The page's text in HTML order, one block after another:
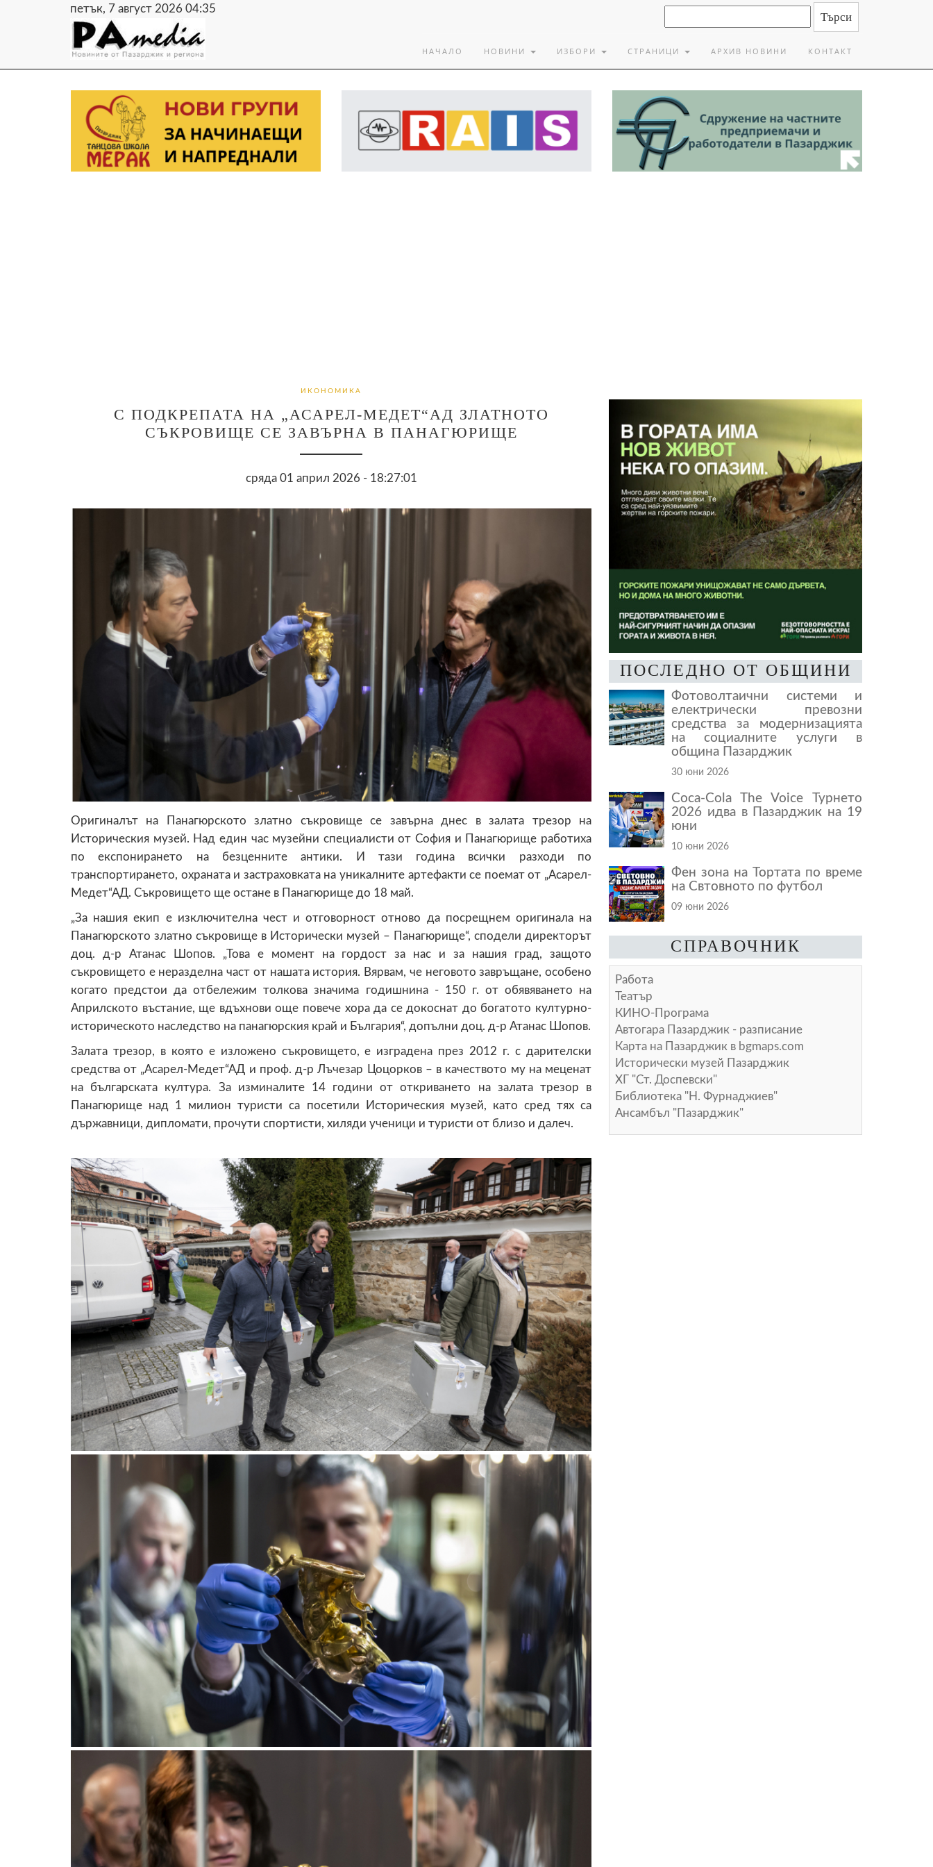
петък, 7 август 2026 04:35
НАЧАЛО НОВИНИ ИЗБОРИ СТРАНИЦИ АРХИВ НОВИНИ КОНТАКТ
ИКОНОМИКА
С ПОДКРЕПАТА НА „АСАРЕЛ-МЕДЕТ“АД ЗЛАТНОТО
СЪКРОВИЩЕ СЕ ЗАВЪРНА В ПАНАГЮРИЩЕ
сряда 01 април 2026 - 18:27:01
Оригиналът на Панагюрското златно съкровище се завърна днес в залата трезор на
Историческия музей. Над един час музейни специалисти от София и Панагюрище работиха
по експонирането на безценните антики. И тази година всички разходи по
транспортирането, охраната и застраховката на уникалните артефакти се поемат от „Асарел-
Медет“АД. Съкровището ще остане в Панагюрище до 18 май.
„За нашия екип е изключителна чест и отговорност отново да посрещнем оригинала на
Панагюрското златно съкровище в Исторически музей – Панагюрище“, сподели директорът
доц. д-р Атанас Шопов. „Това е момент на гордост за нас и за нашия град, защото
съкровището е неразделна част от нашата история. Вярвам, че неговото завръщане, особено
когато предстои да отбележим толкова значима годишнина - 150 г. от обявяването на
Априлското въстание, ще вдъхнови още повече хора да се докоснат до богатото културно-
историческото наследство на панагюрския край и България“, допълни доц. д-р Атанас Шопов.
Залата трезор, в която е изложено съкровището, е изградена през 2012 г. с дарителски
средства от „Асарел-Медет“АД и проф. д-р Лъчезар Цоцорков – в качеството му на меценат
на българската култура. За изминалите 14 години от откриването на залата трезор в
Панагюрище над 1 милион туристи са посетили Историческия музей, като сред тях са
държавници, дипломати, прочути спортисти, хиляди ученици и туристи от близо и далеч.
ПОСЛЕДНО ОТ ОБЩИНИ
Фотоволтаични системи и
електрически превозни
средства за модернизацията
на социалните услуги в
община Пазарджик
30 юни 2026
Coca-Cola The Voice Турнето
2026 идва в Пазарджик на 19
юни
10 юни 2026
Фен зона на Тортата по време
на Свтовното по футбол
09 юни 2026
СПРАВОЧНИК
Работа
Театър
КИНО-Програма
Автогара Пазарджик - разписание
Карта на Пазарджик в bgmaps.com
Исторически музей Пазарджик
ХГ "Ст. Доспевски"
Библиотека "Н. Фурнаджиев"
Ансамбъл "Пазарджик"